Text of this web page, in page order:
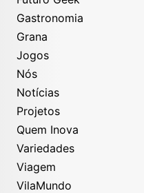
Gastronomia
Grana
Jogos
Nós
Notícias
Projetos
Quem Inova
Variedades
Viagem
VilaMundo